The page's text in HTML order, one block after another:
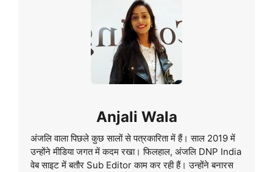
Anjali Wala
अंजलि वाला पिछले कुछ सालों से पत्रकारिता में हैं। साल 2019 में
उन्होंने मीडिया जगत में कदम रखा। फिलहाल, अंजलि DNP India
वेब साइट में बतौर Sub Editor काम कर रही हैं। उन्होंने बनारस